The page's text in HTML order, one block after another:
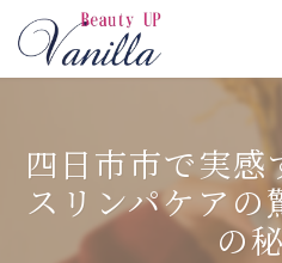
四日市市で実感
スリンパケアの
の